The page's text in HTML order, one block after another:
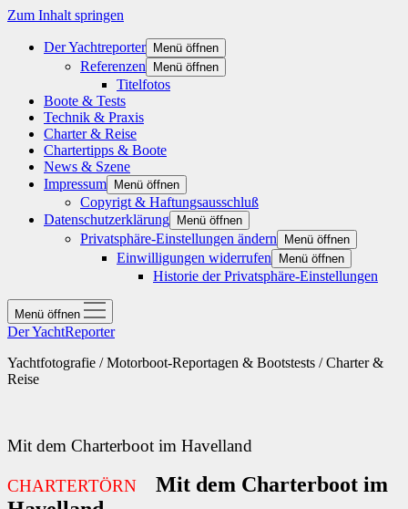
Zum Inhalt springen
Der Yachtreporter Menü öffnen
Referenzen Menü öffnen
Titelfotos
Boote & Tests
Technik & Praxis
Charter & Reise
Chartertipps & Boote
News & Szene
Impressum
Menü öffnen
Copyrigt & Haftungsausschluß
Datenschutzerklärung
Menü öffnen
Privatsphäre-Einstellungen ändern Menü öffnen
Einwilligungen widerrufen Menü öffnen
Historie der Privatsphäre-Einstellungen
Menü öffnen
Der YachtReporter
Yachtfotografie / Motorboot-Reportagen & Bootstests / Charter &
Reise
Mit dem Charterboot im Havelland
CHARTERTÖRN
Mit dem Charterboot im